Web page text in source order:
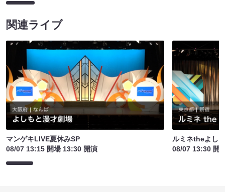
関連ライブ
マンゲキLIVE夏休みSP
08/07 13:15 開場 13:30 開演
ルミネtheよし
08/07 13:30 開